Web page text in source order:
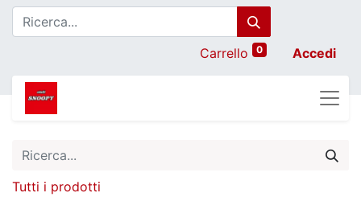
Carrello 0 Accedi
Tutti i prodotti